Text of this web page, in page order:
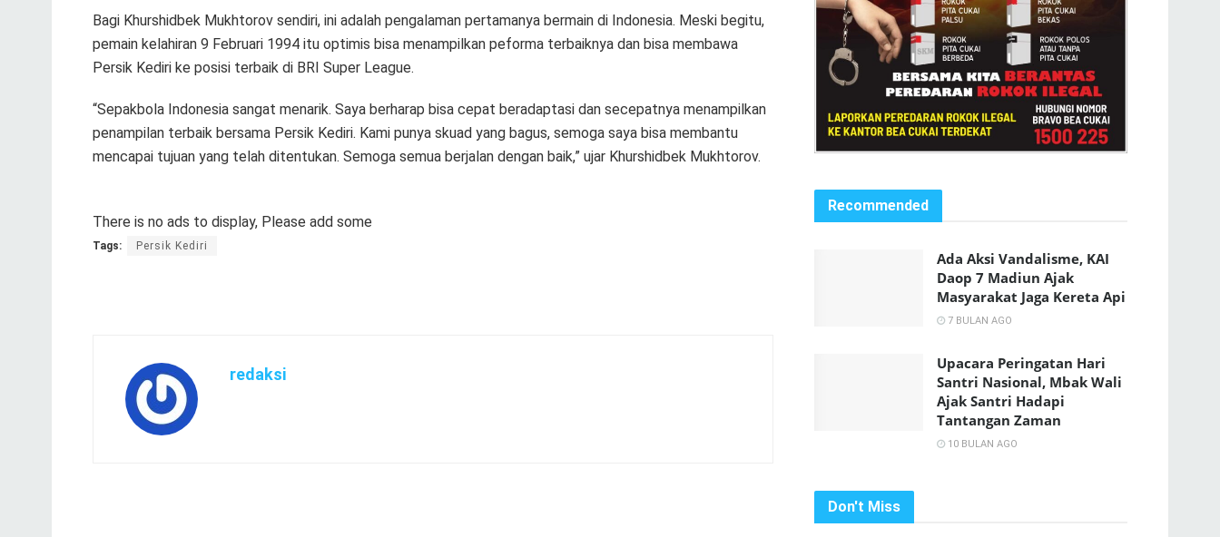
Bagi Khurshidbek Mukhtorov sendiri, ini adalah pengalaman pertamanya bermain di Indonesia. Meski begitu,
pemain kelahiran 9 Februari 1994 itu optimis bisa menampilkan peforma terbaiknya dan bisa membawa
Persik Kediri ke posisi terbaik di BRI Super League.
“Sepakbola Indonesia sangat menarik. Saya berharap bisa cepat beradaptasi dan secepatnya menampilkan
penampilan terbaik bersama Persik Kediri. Kami punya skuad yang bagus, semoga saya bisa membantu
mencapai tujuan yang telah ditentukan. Semoga semua berjalan dengan baik,” ujar Khurshidbek Mukhtorov.
There is no ads to display, Please add some
Tags: Persik Kediri
redaksi
Recommended
Ada Aksi Vandalisme, KAI
Daop 7 Madiun Ajak
Masyarakat Jaga Kereta Api
7 BULAN AGO
Upacara Peringatan Hari
Santri Nasional, Mbak Wali
Ajak Santri Hadapi
Tantangan Zaman
10 BULAN AGO
Don't Miss